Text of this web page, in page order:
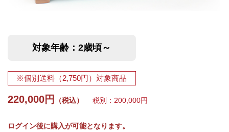
対象年齢：2歳頃～
※個別送料（2,750円）対象商品
220,000円 （税込） 税別：200,000円
ログイン後に購入が可能となります。